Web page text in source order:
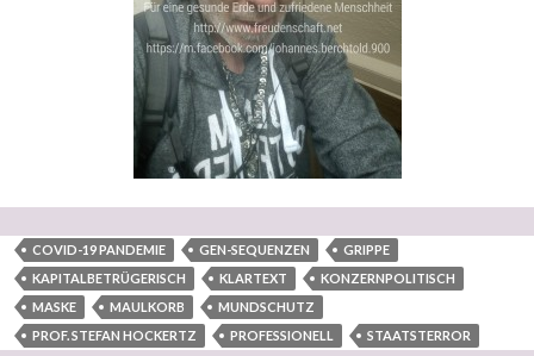
COVID-19 PANDEMIE GEN-SEQUENZEN
GRIPPE
KAPITALBETRÜGERISCH
KLARTEXT
KONZERNPOLITISCH
MASKE
MAULKORB
MUNDSCHUTZ
PROF. STEFAN HOCKERTZ
PROFESSIONELL STAATSTERROR